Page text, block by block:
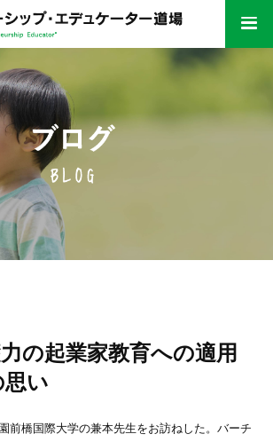
の起業家教育への適用
い
前橋国際大学の兼本先生をお訪ねした。バーチ